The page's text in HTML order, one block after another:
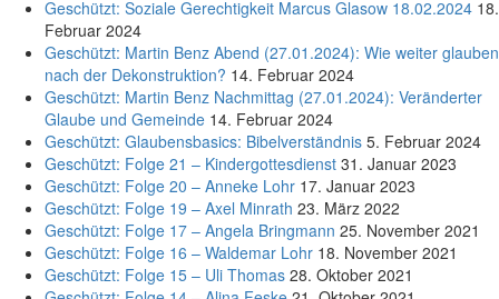
Geschützt: Soziale Gerechtigkeit Marcus Glasow 18.02.2024 18.
Februar 2024
Geschützt: Martin Benz Abend (27.01.2024): Wie weiter glauben
nach der Dekonstruktion? 14. Februar 2024
Geschützt: Martin Benz Nachmittag (27.01.2024): Veränderter
Glaube und Gemeinde 14. Februar 2024
Geschützt: Glaubensbasics: Bibelverständnis 5. Februar 2024
Geschützt: Folge 21 – Kindergottesdienst 31. Januar 2023
Geschützt: Folge 20 – Anneke Lohr 17. Januar 2023
Geschützt: Folge 19 – Axel Minrath 23. März 2022
Geschützt: Folge 17 – Angela Bringmann 25. November 2021
Geschützt: Folge 16 – Waldemar Lohr 18. November 2021
Geschützt: Folge 15 – Uli Thomas 28. Oktober 2021